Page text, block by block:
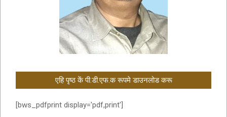
एहि पृष्ठ कें पी.डी.एफ.क रूपमे डाउनलोड करू
[bws_pdfprint display='pdf,print']